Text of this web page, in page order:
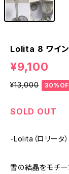
Lolita 8 ワイン
¥9,100
¥13,000
SOLD OUT
-Lolita（ロリータ
雪の結晶をモチー